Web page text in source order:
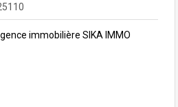
immobilière SIKA IMMO